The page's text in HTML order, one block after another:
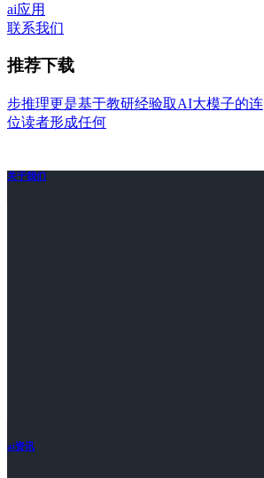
ai应用
联系我们
推荐下载
步推理更是基于教研经验取AI大模子的连
位读者形成任何
关于我们
ai资讯